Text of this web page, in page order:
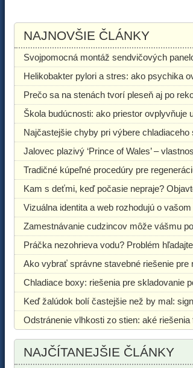
NAJNOVŠIE ČLÁNKY
Svojpomocná montáž sendvičových
Helikobakter pylori a stres: ako psychika
Prečo sa na stenách tvorí pleseň aj po
Škola budúcnosti: ako priestor ovplyvňuje
Najčastejšie chyby pri výbere chladiaceho
Jalovec plazivý ‘Prince of Wales’ –
Tradičné kúpeľné procedúry pre
Kam s deťmi, keď počasie nepraje?
Vizuálna identita a web rozhodujú o
Zamestnávanie cudzincov môže vášmu
Práčka nezohrieva vodu? Problém
Ako vybrať správne stavebné riešenie pre
Chladiace boxy: riešenia pre skladovanie
Keď žalúdok bolí častejšie než by mal:
Odstránenie vlhkosti zo stien: aké riešenia
NAJČÍTANEJŠIE ČLÁNKY